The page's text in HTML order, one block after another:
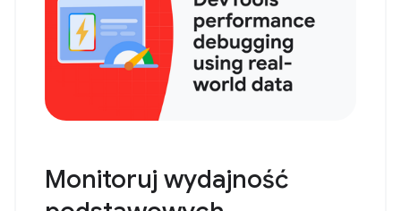
Monitoruj wydajność